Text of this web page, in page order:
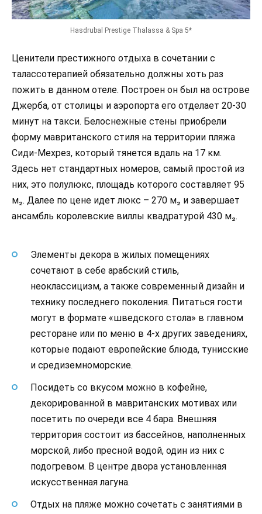
Hasdrubal Prestige Thalassa & Spa 5*
Ценители престижного отдыха в сочетании с
талассотерапией обязательно должны хоть раз
пожить в данном отеле. Построен он был на острове
Джерба, от столицы и аэропорта его отделает 20-30
минут на такси. Белоснежные стены приобрели
форму мавританского стиля на территории пляжа
Сиди-Мехрез, который тянется вдаль на 17 км.
Здесь нет стандартных номеров, самый простой из
них, это полулюкс, площадь которого составляет 95
м₂. Далее по цене идет люкс – 270 м₂ и завершает
ансамбль королевские виллы квадратурой 430 м₂.
Элементы декора в жилых помещениях
сочетают в себе арабский стиль,
неоклассицизм, а также современный дизайн и
технику последнего поколения. Питаться гости
могут в формате «шведского стола» в главном
ресторане или по меню в 4-х других заведениях,
которые подают европейские блюда, тунисские
и средиземноморские.
Посидеть со вкусом можно в кофейне,
декорированной в мавританских мотивах или
посетить по очереди все 4 бара. Внешняя
территория состоит из бассейнов, наполненных
морской, либо пресной водой, один из них с
подогревом. В центре двора установленная
искусственная лагуна.
Отдых на пляже можно сочетать с занятиями в